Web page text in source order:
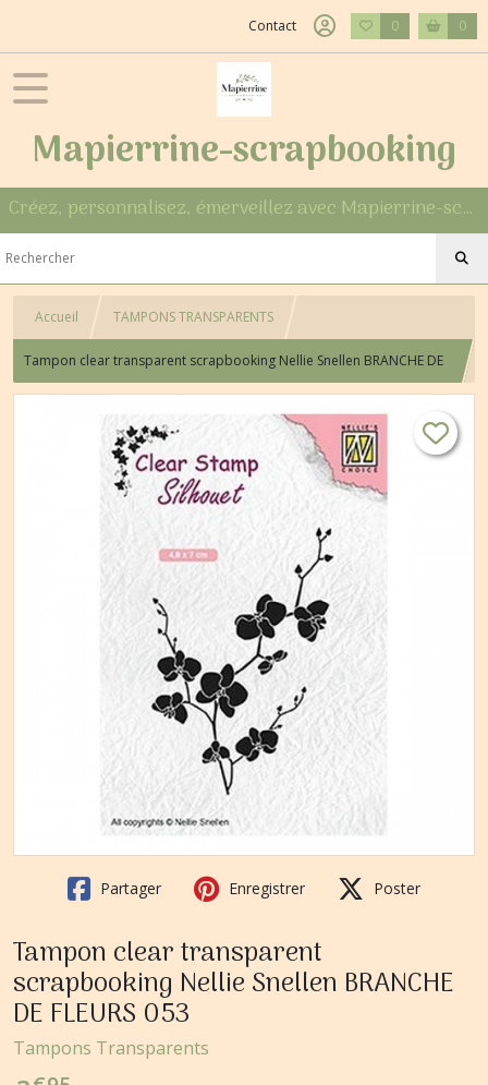
Contact 0 0
Mapierrine-scrapbooking
Créez, personnalisez, émerveillez avec Mapierrine-scrapbooking
Accueil TAMPONS TRANSPARENTS
Tampon clear transparent scrapbooking Nellie Snellen BRANCHE DE
Partager Enregistrer Poster
Tampon clear transparent
scrapbooking Nellie Snellen BRANCHE
DE FLEURS 053
Tampons Transparents